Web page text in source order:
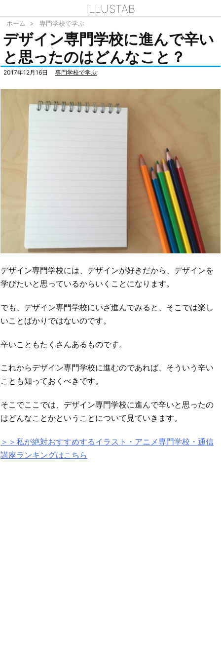
ILLUSTAB
ホーム > 専門学校で学ぶ
デザイン専門学校に進んで辛い
と思ったのはどんなこと？
2017年12月16日 専門学校で学ぶ
デザイン専門学校には、デザインが好きだから、デザインを
学びたいと思っているからいくことになります。
でも、デザイン専門学校にいざ進んでみると、そこでは楽し
いことばかりではないのです。
辛いこともたくさんあるものです。
これからデザイン専門学校に進むのであれば、そういう辛い
ことも知っておくべきです。
そこでここでは、デザイン専門学校に進んで辛いと思ったの
はどんなことかということについて見ていきます。
＞＞私が絶対おすすめするイラスト・アニメ専門学校・通信
講座ランキングはこちら